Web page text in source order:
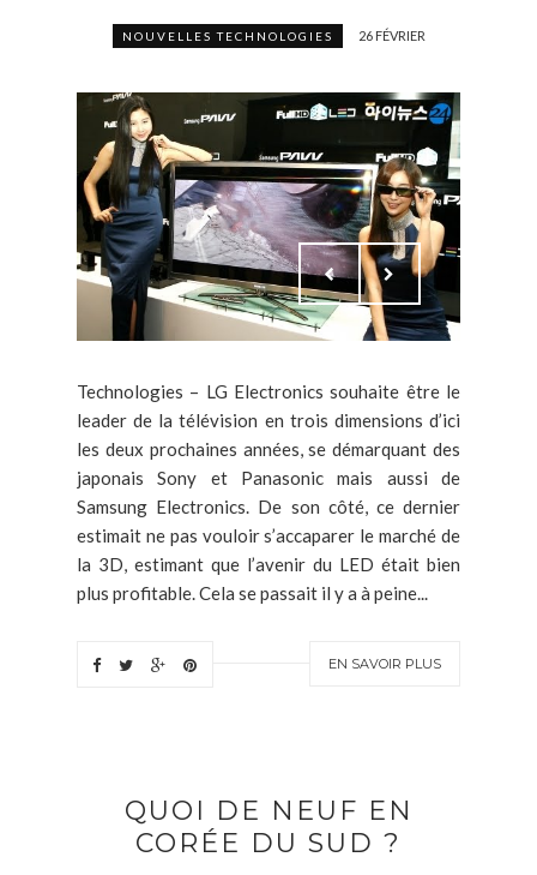
NOUVELLES TECHNOLOGIES 26 FÉVRIER
Technologies – LG Electronics souhaite être le
leader de la télévision en trois dimensions d’ici
les deux prochaines années, se démarquant des
japonais Sony et Panasonic mais aussi de
Samsung Electronics. De son côté, ce dernier
estimait ne pas vouloir s’accaparer le marché de
la 3D, estimant que l’avenir du LED était bien
plus profitable. Cela se passait il y a à peine...
EN SAVOIR PLUS
QUOI DE NEUF EN
CORÉE DU SUD ?